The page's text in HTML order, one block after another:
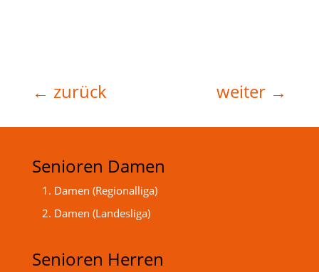
← zurück weiter →
Senioren Damen
1. Damen (Regionalliga)
2. Damen (Landesliga)
Senioren Herren